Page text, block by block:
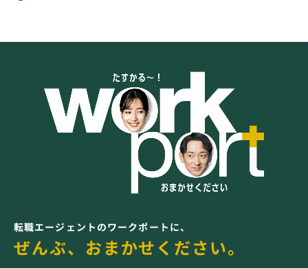
転職エージェントのワークポートに、
ぜんぶ、おまかせください。